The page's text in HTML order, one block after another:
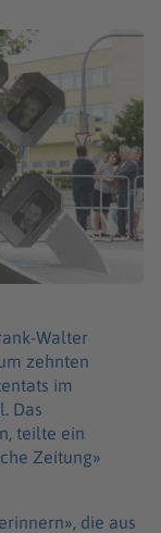
Walter
zehnten
im
Das
teilte ein
Zeitung»
die aus